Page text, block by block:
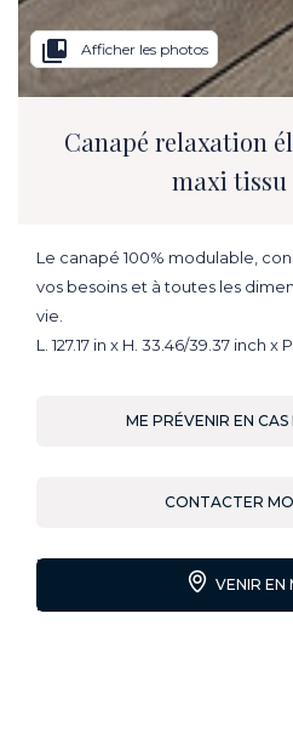
collections_bookmark Afficher les photos
Canapé relaxation
maxi tissu
Le canapé 100% modulable,
vos besoins et à toutes les
vie.
L. 127.17 in x H. 33.46/39.37 inch x
ME PRÉVENIR EN
CONTACTER
VENIR EN